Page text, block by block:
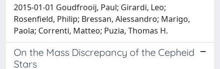
2015-01-01 Goudfrooij, Paul; Girardi, Leo;
Rosenfield, Philip; Bressan, Alessandro; Marigo,
Paola; Correnti, Matteo; Puzia, Thomas H.
On the Mass Discrepancy of the Cepheid
Stars